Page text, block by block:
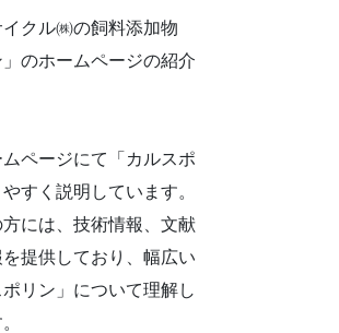
クル㈱の飼料添加物
」のホームページの紹介
ページにて「カルスポ
すく説明しています。
には、技術情報、文献
提供しており、幅広い
リン」について理解し